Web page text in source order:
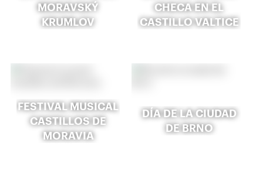
MORAVSKÝ
KRUMLOV
CHECA EN EL
CASTILLO VALTICE
FESTIVAL MUSICAL
CASTILLOS DE
MORAVIA
DÍA DE LA CIUDAD
DE BRNO